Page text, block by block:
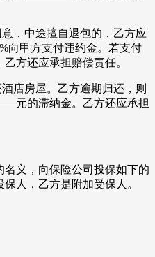
，中途擅自退包的，乙方应
向甲方支付违约金。若支付
方还应承担赔偿责任。
店房屋。乙方逾期归还，则
元的滞纳金。乙方还应承担
义，向保险公司投保如下的
人，乙方是附加受保人。